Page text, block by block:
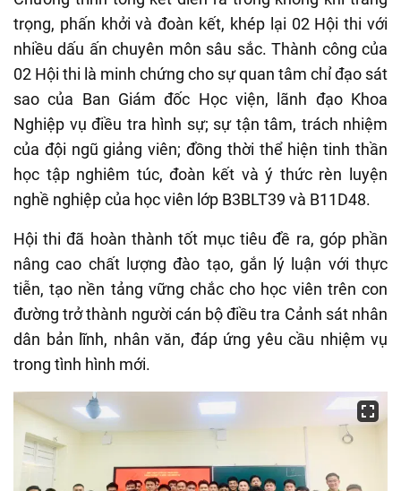
trọng, phấn khởi và đoàn kết, khép lại 02 Hội thi với
nhiều dấu ấn chuyên môn sâu sắc. Thành công của
02 Hội thi là minh chứng cho sự quan tâm chỉ đạo sát
sao của Ban Giám đốc Học viện, lãnh đạo Khoa
Nghiệp vụ điều tra hình sự; sự tận tâm, trách nhiệm
của đội ngũ giảng viên; đồng thời thể hiện tinh thần
học tập nghiêm túc, đoàn kết và ý thức rèn luyện
nghề nghiệp của học viên lớp B3BLT39 và B11D48.
Hội thi đã hoàn thành tốt mục tiêu đề ra, góp phần
nâng cao chất lượng đào tạo, gắn lý luận với thực
tiễn, tạo nền tảng vững chắc cho học viên trên con
đường trở thành người cán bộ điều tra Cảnh sát nhân
dân bản lĩnh, nhân văn, đáp ứng yêu cầu nhiệm vụ
trong tình hình mới.